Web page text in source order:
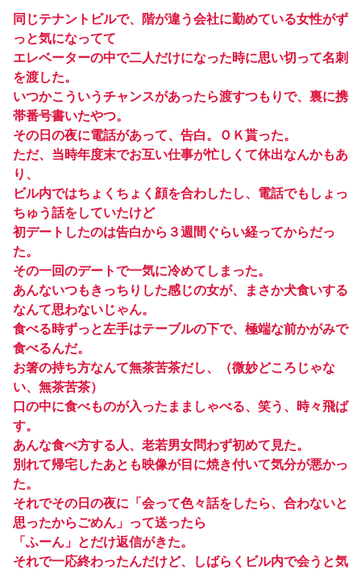
同じテナントビルで、階が違う会社に勤めている女性がず
っと気になってて
エレベーターの中で二人だけになった時に思い切って名刺
を渡した。
いつかこういうチャンスがあったら渡すつもりで、裏に携
帯番号書いたやつ。
その日の夜に電話があって、告白。ＯＫ貰った。
ただ、当時年度末でお互い仕事が忙しくて休出なんかもあ
り、
ビル内ではちょくちょく顔を合わしたし、電話でもしょっ
ちゅう話をしていたけど
初デートしたのは告白から３週間ぐらい経ってからだっ
た。
その一回のデートで一気に冷めてしまった。
あんないつもきっちりした感じの女が、まさか犬食いする
なんて思わないじゃん。
食べる時ずっと左手はテーブルの下で、極端な前かがみで
食べるんだ。
お箸の持ち方なんて無茶苦茶だし、（微妙どころじゃな
い、無茶苦茶）
口の中に食べものが入ったまましゃべる、笑う、時々飛ば
す。
あんな食べ方する人、老若男女問わず初めて見た。
別れて帰宅したあとも映像が目に焼き付いて気分が悪かっ
た。
それでその日の夜に「会って色々話をしたら、合わないと
思ったからごめん」って送ったら
「ふーん」とだけ返信がきた。
それで一応終わったんだけど、しばらくビル内で会うと気